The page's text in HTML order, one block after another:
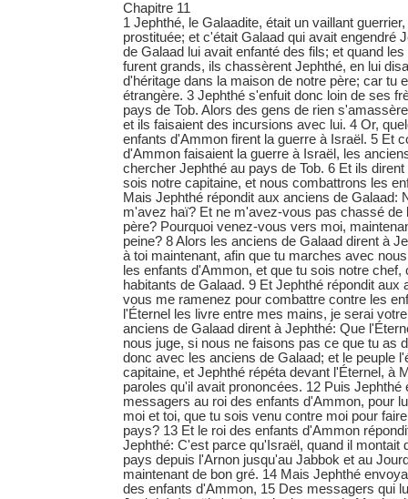
Chapitre 11
1 Jephthé, le Galaadite, était un vaillant
prostituée; et c'était Galaad qui avait engendré
de Galaad lui avait enfanté des fils; et quand
furent grands, ils chassèrent Jephthé, en lui
d'héritage dans la maison de notre père; car tu
étrangère. 3 Jephthé s'enfuit donc loin de ses
pays de Tob. Alors des gens de rien
et ils faisaient des incursions avec lui. 4 Or,
enfants d'Ammon firent la guerre à Israël. 5 Et
d'Ammon faisaient la guerre à Israël, les
chercher Jephthé au pays de Tob. 6 Et ils
sois notre capitaine, et nous combattrons les
Mais Jephthé répondit aux anciens de Galaad:
m'avez haï? Et ne m'avez-vous pas chassé de
père? Pourquoi venez-vous vers moi,
peine? 8 Alors les anciens de Galaad dirent à
à toi maintenant, afin que tu marches avec
les enfants d'Ammon, et que tu sois notre chef,
habitants de Galaad. 9 Et Jephthé répondit aux
vous me ramenez pour combattre contre les
l'Éternel les livre entre mes mains, je serai
anciens de Galaad dirent à Jephthé: Que
nous juge, si nous ne faisons pas ce que tu as
donc avec les anciens de Galaad; et le peuple
capitaine, et Jephthé répéta devant l'Éternel, à
paroles qu'il avait prononcées. 12 Puis Jephthé
messagers au roi des enfants d'Ammon, pour
moi et toi, que tu sois venu contre moi pour
pays? 13 Et le roi des enfants d'Ammon
Jephthé: C'est parce qu'Israël, quand il montait
pays depuis l'Arnon jusqu'au Jabbok et au
maintenant de bon gré. 14 Mais Jephthé
des enfants d'Ammon, 15 Des messagers qui